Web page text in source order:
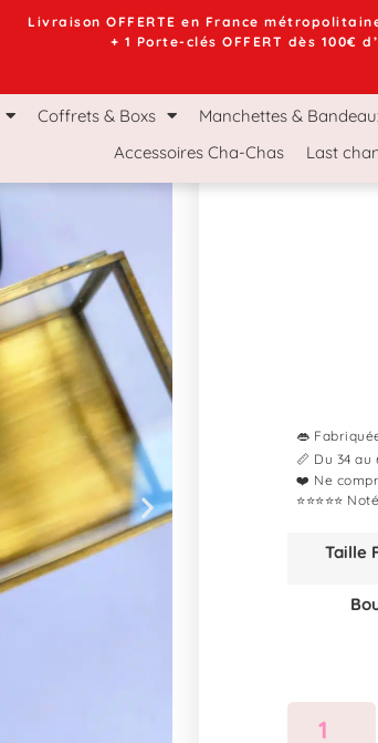
Livraison OFFERTE en France
+ 1 Porte-clés OFFERT dès 100€
Manchettes & Bandeaux Carte Cadeau
Coffrets & Boxs Manchettes &
Accessoires Cha-Chas
Last
👄
📏 Du 34
❤️ Ne
⭐⭐⭐⭐⭐
Taille